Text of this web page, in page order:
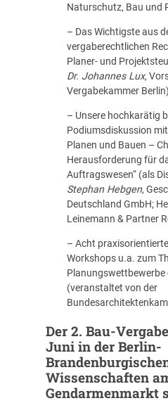
Naturschutz, Bau und
– Das Wichtigste aus
vergaberechtlichen
Planer- und
Dr. Johannes Lux,
Vergabekammer Berlin)
– Unsere hochkarätig
Podiumsdiskussion
Planen und Bauen –
Herausforderung für
Auftragswesen“ (als
Stephan Hebgen,
Deutschland GmbH;
Leinemann & Partner
– Acht
Workshops u.a. zum
(veranstaltet von der
Der 2. Bau-
Juni in der Berlin-
Wissenschaften
Gendarmenmarkt